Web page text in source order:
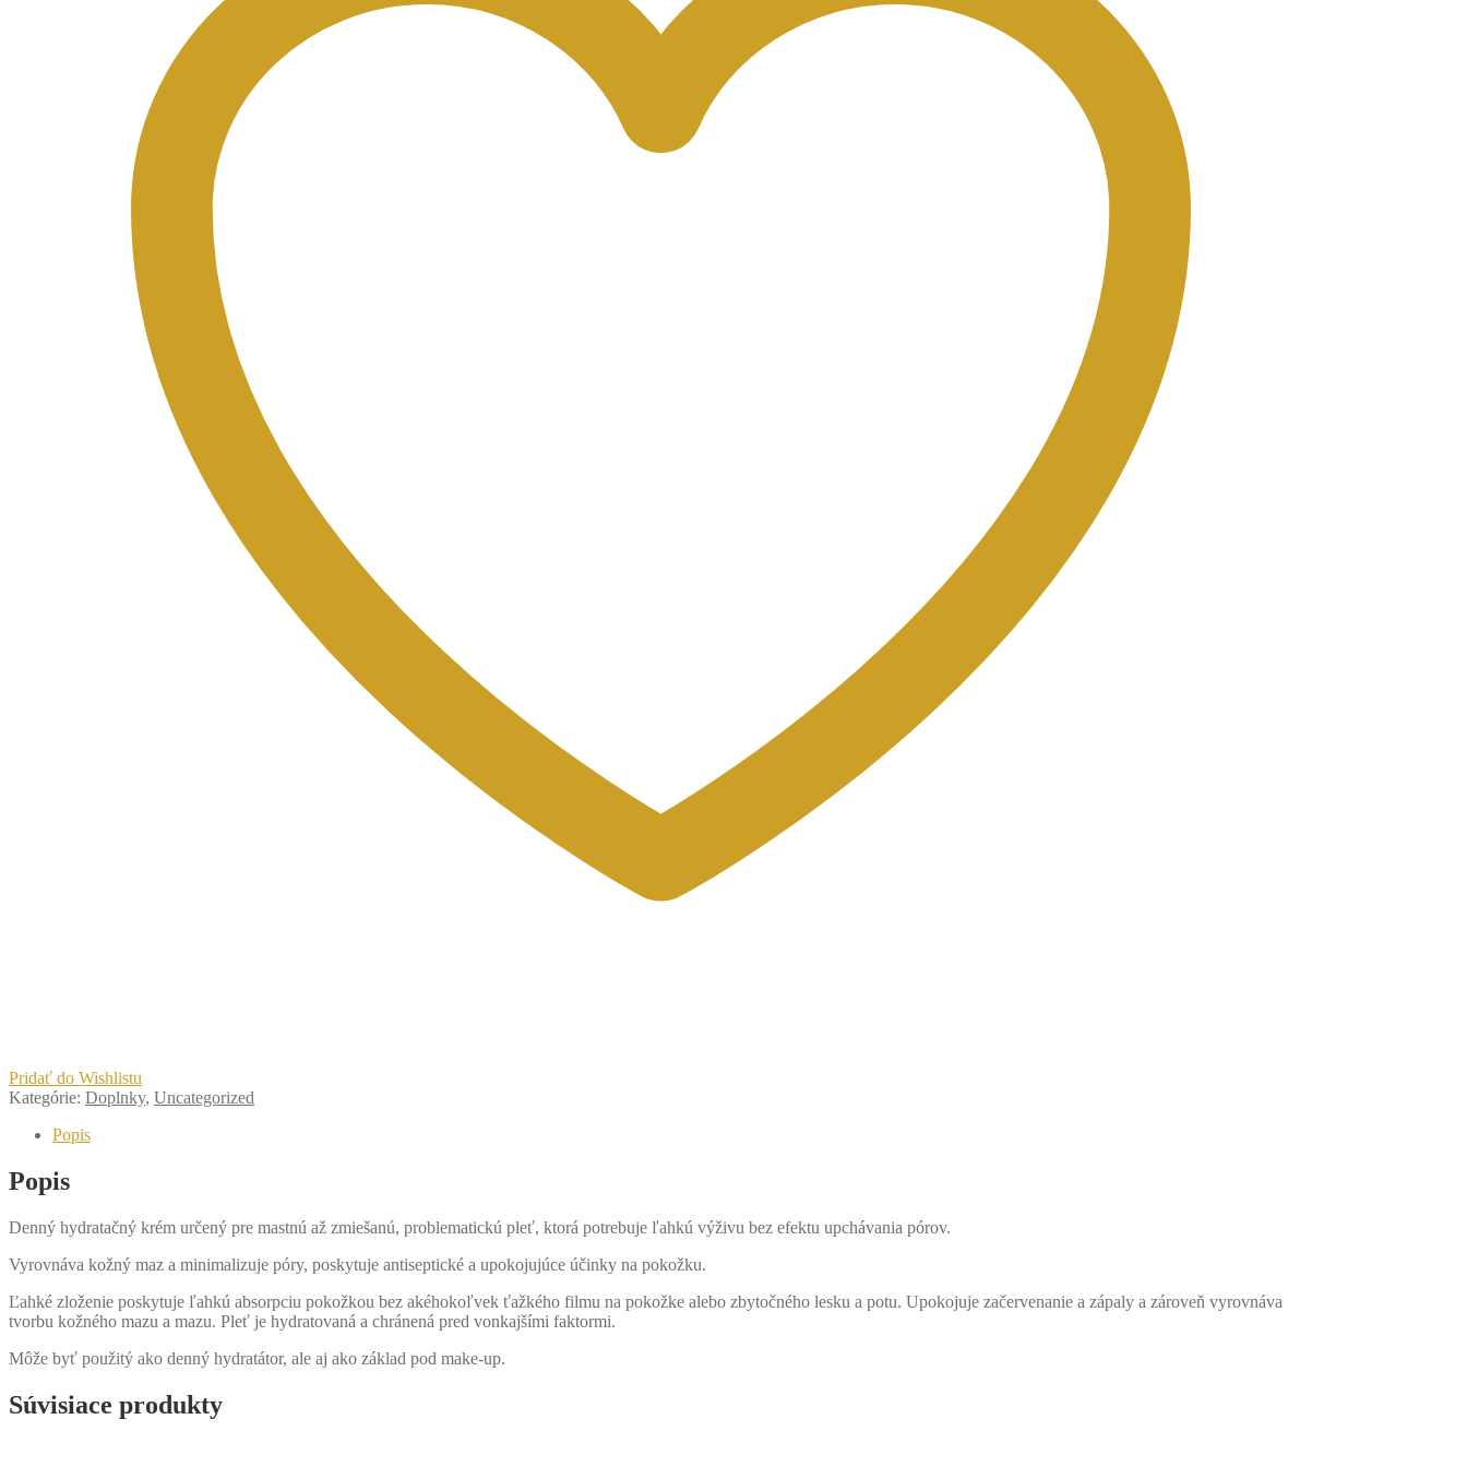
Pridať do Wishlistu
Kategórie: Doplnky, Uncategorized
Popis
Popis
Denný hydratačný krém určený pre mastnú až zmiešanú, problematickú pleť, ktorá potrebuje ľahkú výživu bez efektu upchávania pórov.
Vyrovnáva kožný maz a minimalizuje póry, poskytuje antiseptické a upokojujúce účinky na pokožku.
Ľahké zloženie poskytuje ľahkú absorpciu pokožkou bez akéhokoľvek ťažkého filmu na pokožke alebo zbytočného lesku a potu. Upokojuje začervenanie a zápaly a zároveň vyrovnáva
tvorbu kožného mazu a mazu. Pleť je hydratovaná a chránená pred vonkajšími faktormi.
Môže byť použitý ako denný hydratátor, ale aj ako základ pod make-up.
Súvisiace produkty